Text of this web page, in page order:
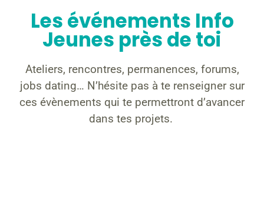
Les événements Info
Jeunes près de toi
Ateliers, rencontres, permanences, forums,
jobs dating… N’hésite pas à te renseigner sur
ces évènements qui te permettront d’avancer
dans tes projets.